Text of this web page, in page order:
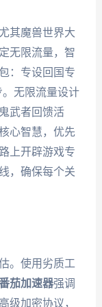
其魔兽世界大
无限流量，智
：专设回国专
无限流量设计
武者回馈活
心智慧，优先
上开辟游戏专
，确保每个关
。使用劣质工
茄加速器强调
级加密协议，